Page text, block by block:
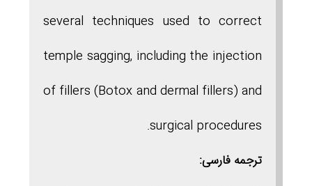
several techniques used to correct
temple sagging, including the injection
of fillers (Botox and dermal fillers) and
surgical procedures.
ترجمه فارسی: